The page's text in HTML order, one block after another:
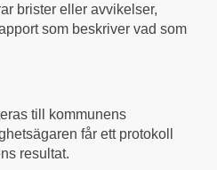
brister eller avvikelser,
som beskriver vad som
till kommunens
får ett protokoll
resultat.